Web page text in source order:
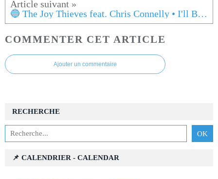
🔵 The Joy Thieves feat. Chris Connelly • I'll Be Your Hammer
COMMENTER CET ARTICLE
Ajouter un commentaire
RECHERCHE
📌 CALENDRIER - CALENDAR